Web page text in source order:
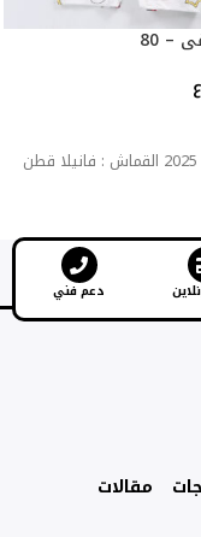
– 80
اوفر صيف 2025 القماش : فانيلا قطن
دعم فني
مقالات